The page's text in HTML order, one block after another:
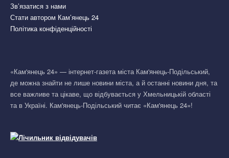
Зв’язатися з нами
Стати автором Кам’янець 24
Політика конфіденційності
«Кам'янець 24» — інтернет-газета міста Кам'янець-Подільський,
де можна знайти не лише новини міста, а й останні новини дня, та
все важливе та цікаве, що відбувається у Хмельницькій області
та в Україні. Кам'янець-Подільський читає «Кам'янець 24»!